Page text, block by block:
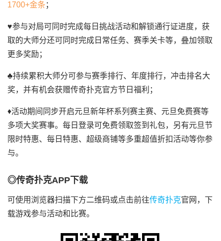
1700+金条 ；
♥参与对局可同时完成每日挑战活动和解锁通行证进度，获
取的大师分还可同时完成日常任务、赛季关卡等，叠加领取
更多奖励；
♣持续累积大师分可参与赛季排行、年度排行，冲击排名大
奖，并有机会获赠传奇扑克官方节日福利；
♦活动期间同步开启元旦新年杯系列赛主赛、元旦免费赛等
多项大奖赛事。每日登录可免费领取签到礼包，另有元旦节
限时特惠、每日特惠、超级商铺等多重超值折扣活动等你参
与。
◎传奇扑克APP下载
可使用浏览器扫描下方二维码或点击前往传奇扑克官网，下
载游戏参与活动和比赛。